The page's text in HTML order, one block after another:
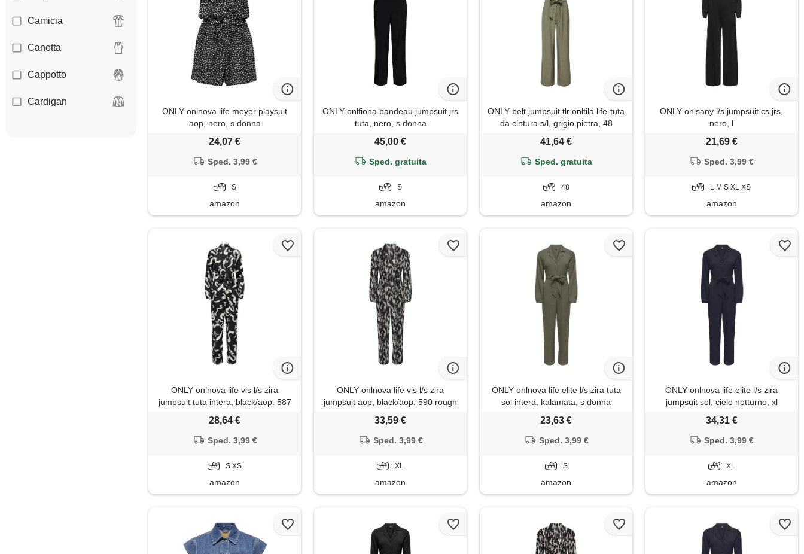
Camicia
Canotta
Cappotto
Cardigan
ONLY onlnova life meyer playsuit
aop, nero, s donna
24,07 €
Sped. 3,99 €
S
amazon
ONLY onlfiona bandeau jumpsuit jrs
tuta, nero, s donna
45,00 €
Sped. gratuita
S
amazon
ONLY belt jumpsuit tlr onltila life-tuta
da cintura s/l, grigio pietra, 48
donna
41,64 €
Sped. gratuita
48
amazon
ONLY onlsany l/s jumpsuit cs jrs,
nero, l
21,69 €
Sped. 3,99 €
L M S XL XS
amazon
ONLY onlnova life vis l/s zira
jumpsuit tuta intera, black/aop: 587
yoko, s donna
28,64 €
Sped. 3,99 €
S XS
amazon
ONLY onlnova life vis l/s zira
jumpsuit aop, black/aop: 590 rough
animal, xl
33,59 €
Sped. 3,99 €
XL
amazon
ONLY onlnova life elite l/s zira tuta
sol intera, kalamata, s donna
23,63 €
Sped. 3,99 €
S
amazon
ONLY onlnova life elite l/s zira
jumpsuit sol, cielo notturno, xl
34,31 €
Sped. 3,99 €
XL
amazon